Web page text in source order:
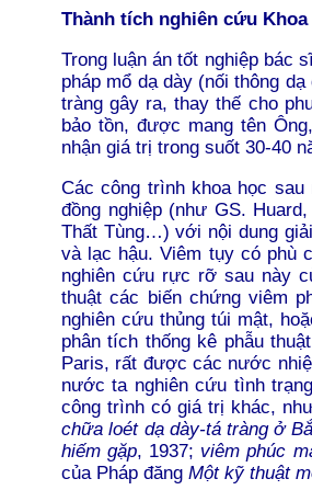
Thành tích nghiên cứu
Trong luận án tốt nghiệp bác
pháp mổ dạ dày (nối thông
tràng gây ra, thay thế cho
bảo tồn, được mang tên
nhận giá trị trong suốt 30-40
Các công trình khoa học
đồng nghiệp (như GS.
Thất Tùng…) với nội dung
và lạc hậu. Viêm tụy có phù
nghiên cứu rực rỡ sau này
thuật các biến chứng viêm
nghiên cứu thủng túi mật,
phân tích thống kê phẫu
Paris, rất được các nước
nước ta nghiên cứu tình
công trình có giá trị khác,
chữa loét dạ dày-tá tràng ở
hiếm gặp, 1937; viêm phúc
của Pháp đăng Một kỹ thuật